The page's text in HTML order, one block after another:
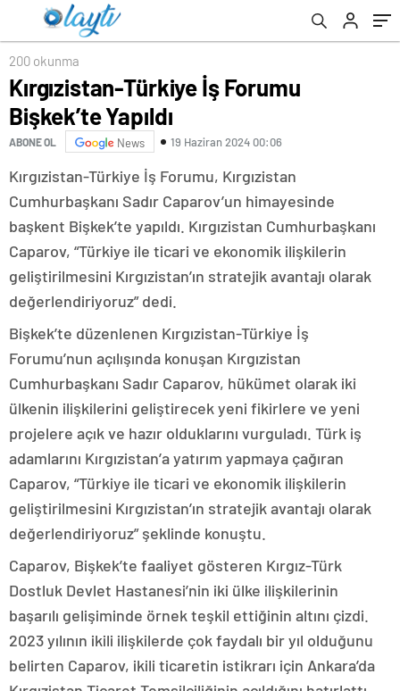
200 okunma
Kırgızistan-Türkiye İş Forumu
Bişkek’te Yapıldı
ABONE OL News 19 Haziran 2024 00:06
Kırgızistan-Türkiye İş Forumu, Kırgızistan
Cumhurbaşkanı Sadır Caparov’un himayesinde
başkent Bişkek’te yapıldı. Kırgızistan Cumhurbaşkanı
Caparov, “Türkiye ile ticari ve ekonomik ilişkilerin
geliştirilmesini Kırgızistan’ın stratejik avantajı olarak
değerlendiriyoruz” dedi.
Bişkek’te düzenlenen Kırgızistan-Türkiye İş
Forumu’nun açılışında konuşan Kırgızistan
Cumhurbaşkanı Sadır Caparov, hükümet olarak iki
ülkenin ilişkilerini geliştirecek yeni fikirlere ve yeni
projelere açık ve hazır olduklarını vurguladı. Türk iş
adamlarını Kırgızistan’a yatırım yapmaya çağıran
Caparov, “Türkiye ile ticari ve ekonomik ilişkilerin
geliştirilmesini Kırgızistan’ın stratejik avantajı olarak
değerlendiriyoruz” şeklinde konuştu.
Caparov, Bişkek’te faaliyet gösteren Kırgız-Türk
Dostluk Devlet Hastanesi’nin iki ülke ilişkilerinin
başarılı gelişiminde örnek teşkil ettiğinin altını çizdi.
2023 yılının ikili ilişkilerde çok faydalı bir yıl olduğunu
belirten Caparov, ikili ticaretin istikrarı için Ankara’da
Fuarı Açıldı